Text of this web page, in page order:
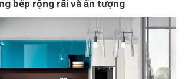
bếp rộng rãi và ấn tượng